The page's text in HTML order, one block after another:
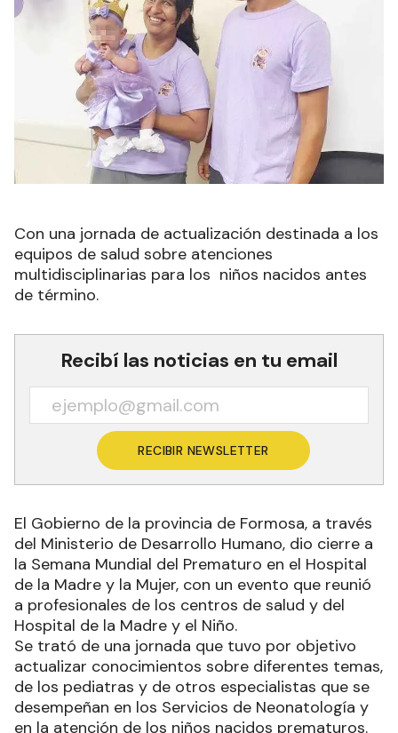
Con una jornada de actualización destinada a los
equipos de salud sobre atenciones
multidisciplinarias para los niños nacidos antes
de término.
Recibí las noticias en tu email
RECIBIR NEWSLETTER
El Gobierno de la provincia de Formosa, a través
del Ministerio de Desarrollo Humano, dio cierre a
la Semana Mundial del Prematuro en el Hospital
de la Madre y la Mujer, con un evento que reunió
a profesionales de los centros de salud y del
Hospital de la Madre y el Niño.
Se trató de una jornada que tuvo por objetivo
actualizar conocimientos sobre diferentes temas,
de los pediatras y de otros especialistas que se
desempeñan en los Servicios de Neonatología y
en la atención de los niños nacidos prematuros.